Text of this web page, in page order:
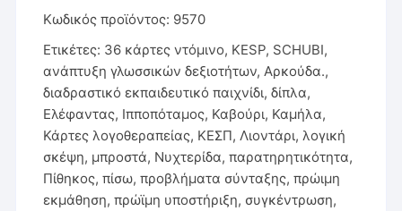
μπροστά/
πίσω/
στο
πλάϊ
(δίπλα)
ποσότητα
Κωδικός προϊόντος: 9570
Ετικέτες: 36 κάρτες ντόμινο, KESP, SCHUBI,
ανάπτυξη γλωσσικών δεξιοτήτων,Αρκούδα.,
διαδραστικό εκπαιδευτικό παιχνίδι,δίπλα,
Ελέφαντας, Ιπποπόταμος, Καβούρι, Καμήλα,
Κάρτες λογοθεραπείας, ΚΕΣΠ,Λιοντάρι,λογική
σκέψη, μπροστά, Νυχτερίδα,παρατηρητικότητα,
Πίθηκος,πίσω,προβλήματα σύνταξης,πρώιμη
εκμάθηση,πρώϊμη υποστήριξη, συγκέντρωση,